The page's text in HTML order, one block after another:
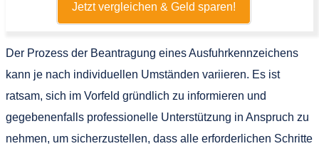
Jetzt vergleichen & Geld sparen!
Der Prozess der Beantragung eines Ausfuhrkennzeichens
kann je nach individuellen Umständen variieren. Es ist
ratsam, sich im Vorfeld gründlich zu informieren und
gegebenenfalls professionelle Unterstützung in Anspruch zu
nehmen, um sicherzustellen, dass alle erforderlichen Schritte